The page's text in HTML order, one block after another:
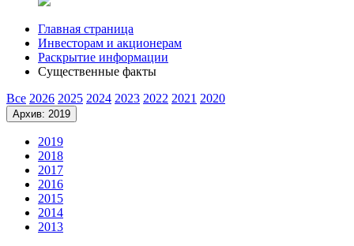
Главная страница
Инвесторам и акционерам
Раскрытие информации
Существенные факты
Все 2026 2025 2024 2023 2022 2021 2020
Архив: 2019
2019
2018
2017
2016
2015
2014
2013